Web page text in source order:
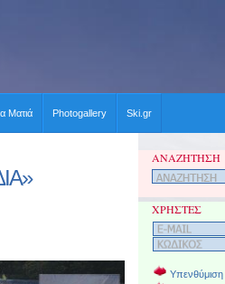
Ματιά Photogallery Ski.gr
ΑΝΑΖΗΤΗΣΗ
ΧΡΗΣΤΕΣ